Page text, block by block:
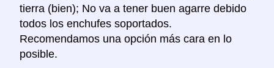
tierra (bien); No va a tener buen agarre debido
todos los enchufes soportados.
Recomendamos una opción más cara en lo
posible.